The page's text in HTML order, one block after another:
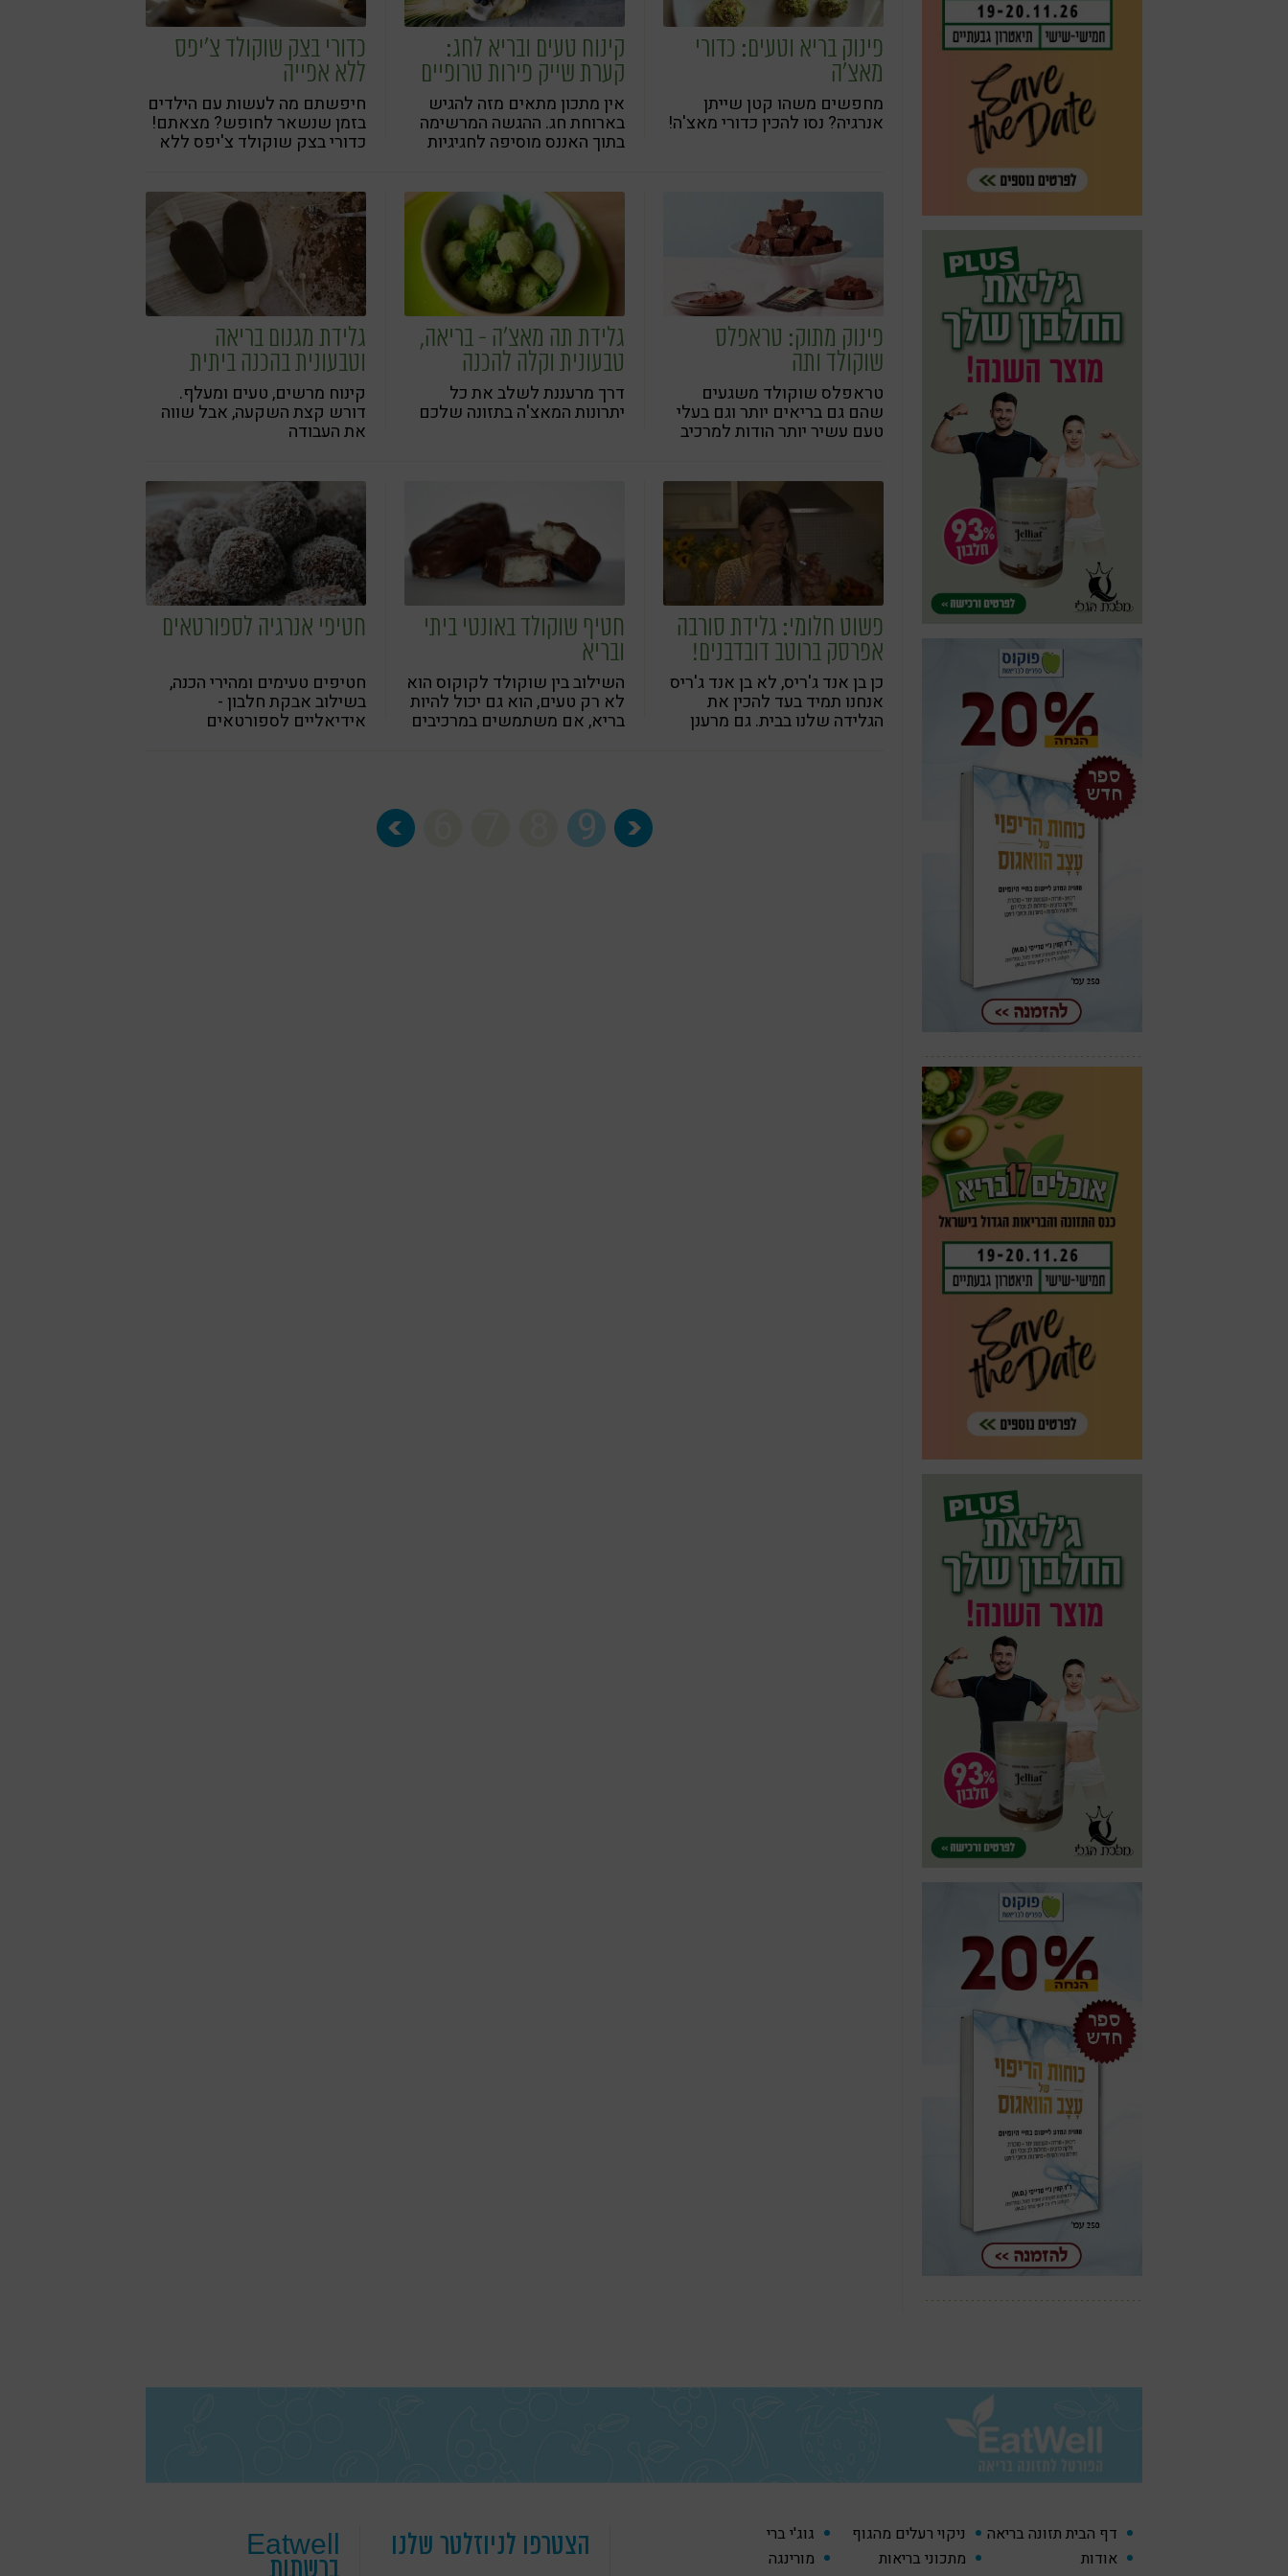
פינוק בריא וטעים: כדורי
מאצ'ה
מחפשים משהו קטן שייתן
אנרגיה? נסו להכין כדורי מאצ'ה!
קינוח טעים ובריא לחג:
קערת שייק פירות טרופיים
אין מתכון מתאים מזה להגיש
בארוחת חג. ההגשה המרשימה
בתוך האננס מוסיפה לחגיגיות
כדורי בצק שוקולד צ'יפס
ללא אפייה
חיפשתם מה לעשות עם הילדים
בזמן שנשאר לחופש? מצאתם!
כדורי בצק שוקולד צ'יפס ללא
פינוק מתוק: טראפלס
שוקולד ותה
טראפלס שוקולד משגעים
שהם גם בריאים יותר וגם בעלי
טעם עשיר יותר הודות למרכיב
גלידת תה מאצ'ה - בריאה,
טבעונית וקלה להכנה
דרך מרעננת לשלב את כל
יתרונות המאצ'ה בתזונה שלכם
גלידת מגנום בריאה
וטבעונית בהכנה ביתית
קינוח מרשים, טעים ומעלף.
דורש קצת השקעה, אבל שווה
את העבודה
פשוט חלומי: גלידת סורבה
אפרסק ברוטב דובדבנים!
כן בן אנד ג'ריס, לא בן אנד ג'ריס
אנחנו תמיד בעד להכין את
הגלידה שלנו בבית. גם מרענן
חטיף שוקולד באונטי ביתי
ובריא
השילוב בין שוקולד לקוקוס הוא
לא רק טעים, הוא גם יכול להיות
בריא, אם משתמשים במרכיבים
חטיפי אנרגיה לספורטאים
חטיפים טעימים ומהירי הכנה,
בשילוב אבקת חלבון -
אידיאליים לספורטאים
9
דף הבית תזונה בריאה ניקוי רעלים מהגוף
גוג'י ברי
אודות
מתכוני בריאות
מורינגה
הצטרפו לניוזלטר שלנו Eatwell
ברשתות